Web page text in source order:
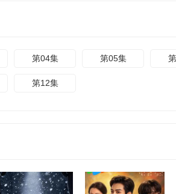
第04集 第05集
第12集